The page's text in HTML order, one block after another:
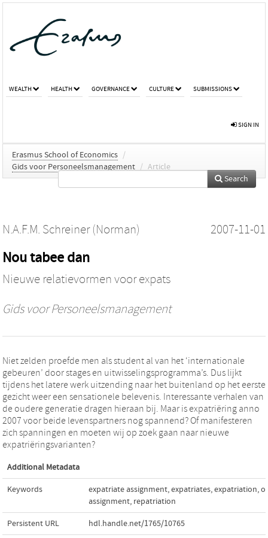
WEALTH HEALTH GOVERNANCE CULTURE SUBMISSIONS
SIGN IN
Erasmus School of Economics /
Gids voor Personeelsmanagement / Article
Search
N.A.F.M. Schreiner (Norman) 2007-11-01
Nou tabee dan
Nieuwe relatievormen voor expats
Gids voor Personeelsmanagement
Niet zelden proefde men als student al van het ‘internationale
gebeuren’ door stages en uitwisselingsprogramma’s. Dus lijkt
tijdens het latere werk uitzending naar het buitenland op het eerste
gezicht weer een sensationele belevenis. Interessante verhalen van
de oudere generatie dragen hieraan bij. Maar is expatriëring anno
2007 voor beide levenspartners nog spannend? Of manifesteren
zich spanningen en moeten wij op zoek gaan naar nieuwe
expatriëringsvarianten?
Additional Metadata
Keywords expatriate assignment,expatriates,expatriation,
assignment, repatriation
Persistent URL hdl.handle.net/1765/10765